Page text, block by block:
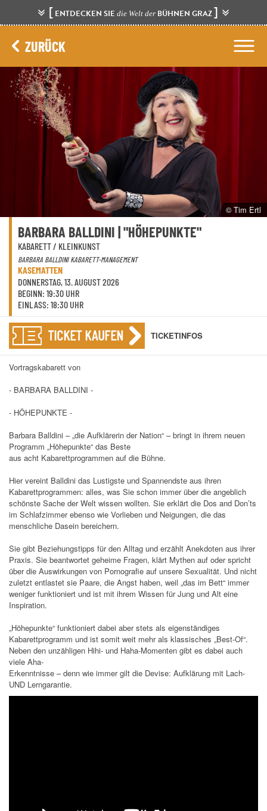
[ ENTDECKEN SIE die Welt der BÜHNEN GRAZ]
ZURÜCK
© Tim Ertl
BARBARA BALLDINI | "HÖHEPUNKTE"
KABARETT / KLEINKUNST
BARBARA BALLDINI KABARETT-MANAGEMENT
KASEMATTEN
DONNERSTAG, 13. AUGUST 2026
BEGINN: 19:30 UHR
EINLASS: 18:30 UHR
TICKET KAUFEN TICKETINFOS
Vortragskabarett von
- BARBARA BALLDINI -
- HÖHEPUNKTE -
Barbara Balldini – „die Aufklärerin der Nation“ – bringt in ihrem neuen
Programm „Höhepunkte“ das Beste
aus acht Kabarettprogrammen auf die Bühne.
Hier vereint Balldini das Lustigste und Spannendste aus ihren
Kabarettprogrammen: alles, was Sie schon immer über die angeblich
schönste Sache der Welt wissen wollten. Sie erklärt die Dos and Don’ts
im Schlafzimmer ebenso wie Vorlieben und Neigungen, die das
menschliche Dasein bereichern.
Sie gibt Beziehungstipps für den Alltag und erzählt Anekdoten aus ihrer
Praxis. Sie beantwortet geheime Fragen, klärt Mythen auf oder spricht
über die Auswirkungen von Pornografie auf unsere Sexualität. Und nicht
zuletzt entlastet sie Paare, die Angst haben, weil „das im Bett“ immer
weniger funktioniert und ist mit ihrem Wissen für Jung und Alt eine
Inspiration.
„Höhepunkte“ funktioniert dabei aber stets als eigenständiges
Kabarettprogramm und ist somit weit mehr als klassisches „Best-Of“.
Neben den unzähligen Hihi- und Haha-Momenten gibt es dabei auch
viele Aha-
Erkenntnisse – denn wie immer gilt die Devise: Aufklärung mit Lach-
UND Lerngarantie.